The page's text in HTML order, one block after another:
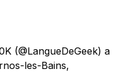
(@LangueDeGeek) a
les-Bains,